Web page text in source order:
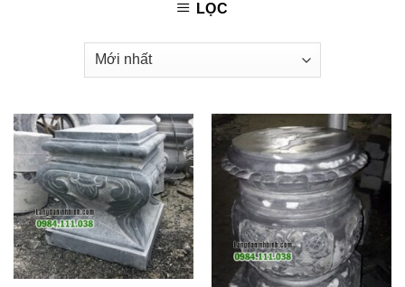
LỌC